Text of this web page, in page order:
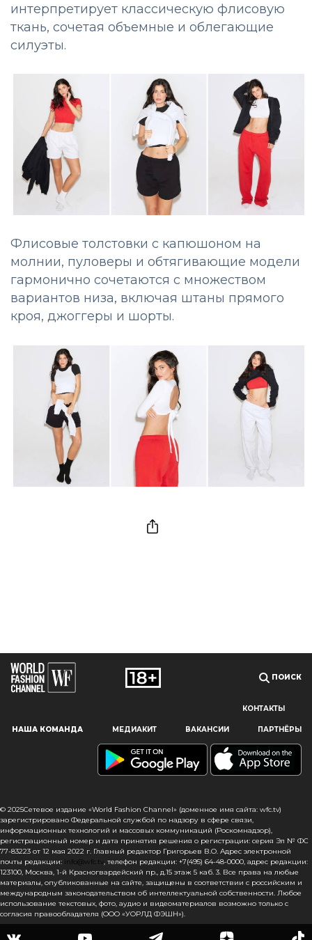
Наш сайт использует файлы cookie и похожие технологии,
пользователям, предоставляя персонализированную
информацию, запоминая предпочтения в области
сайта, вы подтверждаете свое согласие на использование
файлов cookie в соответствии с настоящим уведомлением
в отношении данного типа файлов. Если вы не согласны
с тем, чтобы мы использовали данный тип файлов,
то вы должны соответствующим образом установить
настройки вашего браузера или не использовать сайт wfc.tv
интерпретирует классическую флисовую
ткань, сочетая объемные и облегающие
силуэты.
Флисовые толстовки с капюшоном на
молнии, пуловеры и обтягивающие модели
гармонично сочетаются с множеством
вариантов низа, включая штаны прямого
кроя, джоггеры и шорты.
ПОИСК
КОНТАКТЫ
НАША КОМАНДА МЕДИАКИТ ВАКАНСИИ ПАРТНЁРЫ
© 2025Сетевое издание «World Fashion Channel» (доменное имя сайта: wfc.tv)
зарегистрировано Федеральной службой по надзору в сфере связи,
информационных технологий и массовых коммуникаций (Роскомнадзор),
регистрационный номер и дата принятия решения о регистрации: серия Эл № ФС
77-83223 от 12 мая 2022 г. Главный редактор Григорьев В.О. Адрес электронной
почты редакции: info@wfc.tv, телефон редакции: +7(495) 64-48-0000, адрес редакции:
123100, Москва, 1-й Красногвардейский пр., д.15 этаж 5 каб. 3. Все права на любые
материалы, опубликованные на сайте, защищены в соответствии с российским и
международным законодательством об интеллектуальной собственности. Любое
использование текстовых, фото, аудио и видеоматериалов возможно только с
согласия правообладателя (ООО «УОРЛД ФЭШН»).